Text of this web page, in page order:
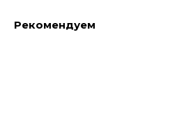
Рекомендуем